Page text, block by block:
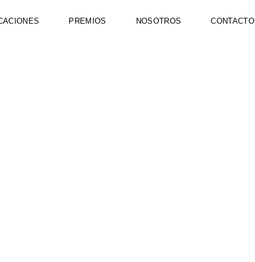
PREMIOS NOSOTROS CONTACTO